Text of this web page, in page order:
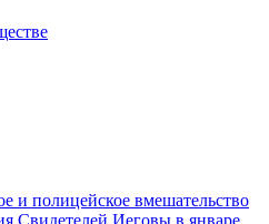
и полицейское вмешательство
Свидетелей Иеговы в январе